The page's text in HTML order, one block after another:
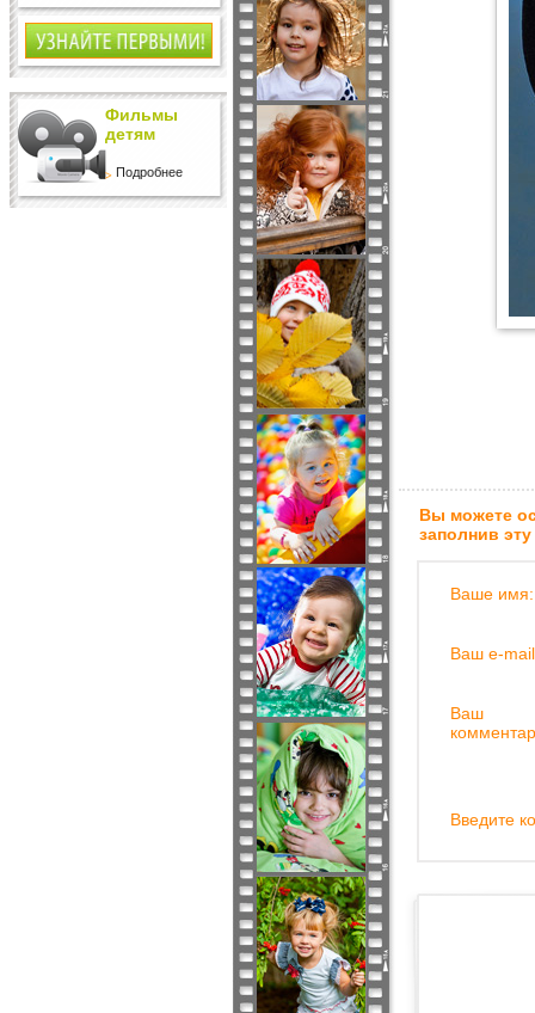
Фильмы
детям
Подробнее
Вы можете
заполнив
Ваше имя:
Ваш e-
Ваш
Введите